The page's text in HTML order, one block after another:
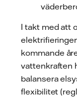
I takt med att
kommande
vattenkraften
balansera
flexibilitet